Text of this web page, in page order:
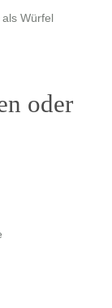
Würfel
oder